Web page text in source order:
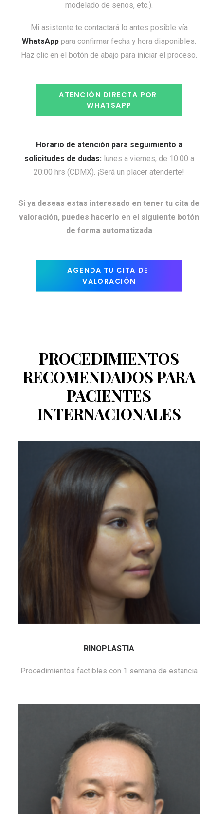
modelado de senos, etc.).
Mi asistente te contactará lo antes posible vía
WhatsApp para confirmar fecha y hora disponibles.
Haz clic en el botón de abajo para iniciar el proceso.
ATENCIÓN DIRECTA POR
WHATSAPP
Horario de atención para seguimiento a
solicitudes de dudas:lunes a viernes, de 10:00 a
20:00 hrs (CDMX). ¡Será un placer atenderte!
Si ya deseas estas interesado en tener tu cita de
valoración, puedes hacerlo en el siguiente botón
de forma automatizada
AGENDA TU CITA DE
VALORACIÓN
PROCEDIMIENTOS
RECOMENDADOS PARA
PACIENTES
INTERNACIONALES
RINOPLASTIA
Procedimientos factibles con 1 semana de estancia